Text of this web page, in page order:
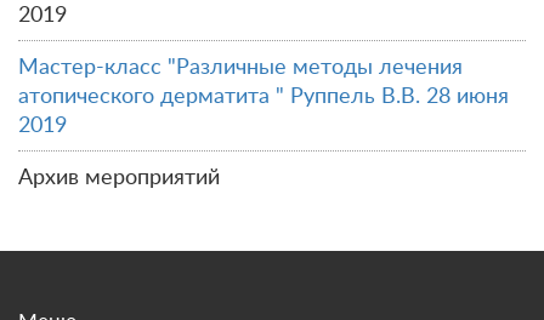
2019
Мастер-класс "Различные методы лечения
атопического дерматита " Руппель В.В. 28 июня
2019
Архив мероприятий